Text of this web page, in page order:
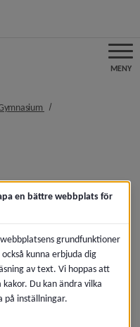
MENY
i brödsmulenavigeringen
nivå i
i brödsmulenavigeringen
(KAA) omfattar
Umeå kommun, som
inte genomför eller
ska
en bättre webbplats för
grundfunktioner
kunna erbjuda dig
av text. Vi hoppas att
Du kan ändra vilka
på inställningar.